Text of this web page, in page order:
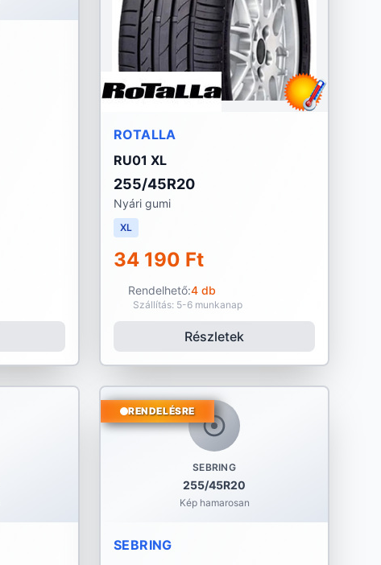
ROTALLA
RU01 XL
255/45R20
Nyári gumi
XL
34 190 Ft
Rendelhető:4 db
Szállítás: 5-6 munkanap
Részletek
SEBRING
255/45R20
Kép hamarosan
RENDELÉSRE
SEBRING